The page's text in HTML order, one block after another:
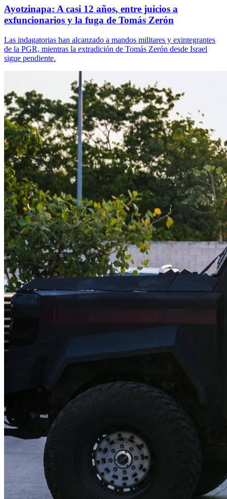
Ayotzinapa: A casi 12 años, entre juicios a
exfuncionarios y la fuga de Tomás Zerón
Las indagatorias han alcanzado a mandos militares y exintegrantes
de la PGR, mientras la extradición de Tomás Zerón desde Israel
sigue pendiente.